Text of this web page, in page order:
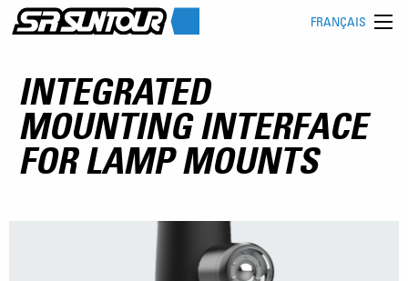
FRANÇAIS
INTEGRATED
MOUNTING INTERFACE
FOR LAMP MOUNTS